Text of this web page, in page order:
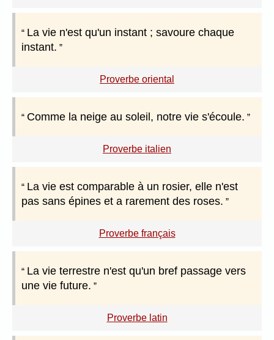
La vie n'est qu'un instant ; savoure chaque
instant.
Proverbe oriental
Comme la neige au soleil, notre vie s'écoule.
Proverbe italien
La vie est comparable à un rosier, elle n'est
pas sans épines et a rarement des roses.
Proverbe français
La vie terrestre n'est qu'un bref passage vers
une vie future.
Proverbe latin